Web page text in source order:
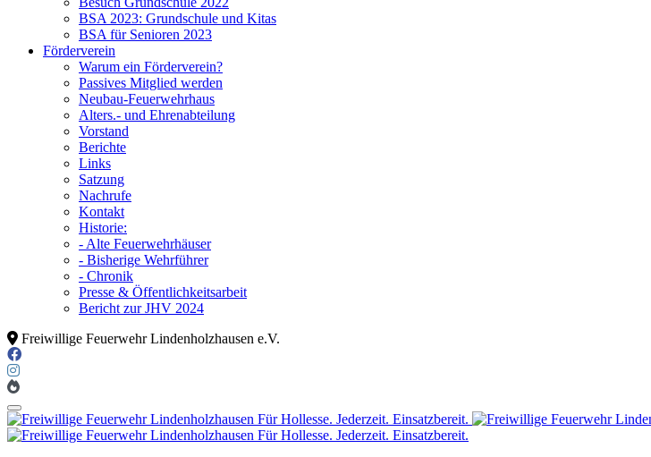
BSA 2023: Grundschule und Kitas
BSA für Senioren 2023
Förderverein
Warum ein Förderverein?
Passives Mitglied werden
Neubau-Feuerwehrhaus
Alters.- und Ehrenabteilung
Vorstand
Berichte
Links
Satzung
Nachrufe
Kontakt
Historie:
- Alte Feuerwehrhäuser
- Bisherige Wehrführer
- Chronik
Presse & Öffentlichkeitsarbeit
Bericht zur JHV 2024
Freiwillige Feuerwehr Lindenholzhausen e.V.